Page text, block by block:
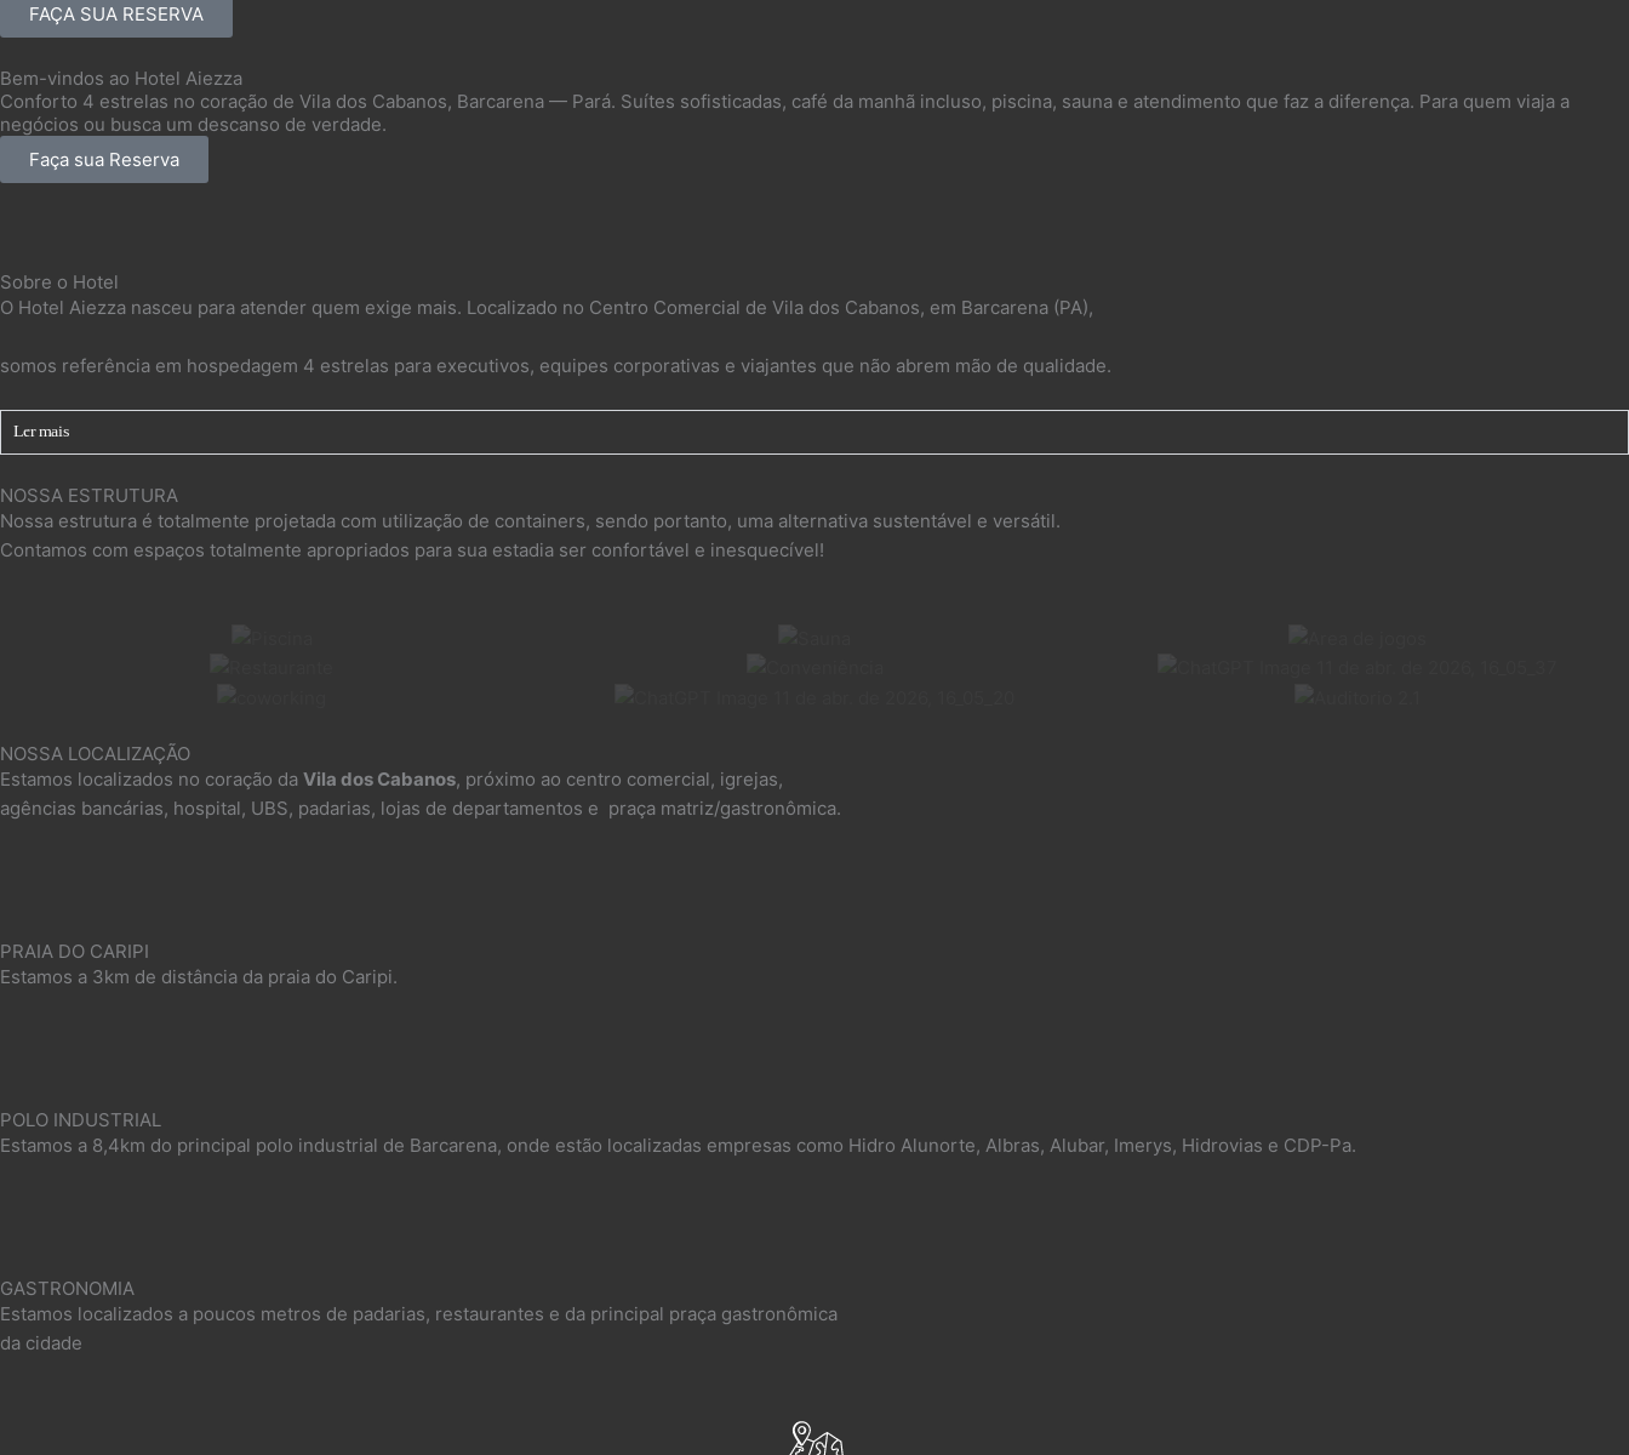
FAÇA SUA RESERVA
Bem-vindos ao Hotel Aiezza
Conforto 4 estrelas no coração de Vila dos Cabanos, Barcarena — Pará. Suítes sofisticadas, café da manhã incluso, piscina, sauna e atendimento que faz a diferença. Para quem viaja a
negócios ou busca um descanso de verdade.
Faça sua Reserva
Sobre o Hotel
O Hotel Aiezza nasceu para atender quem exige mais. Localizado no Centro Comercial de Vila dos Cabanos, em Barcarena (PA),
somos referência em hospedagem 4 estrelas para executivos, equipes corporativas e viajantes que não abrem mão de qualidade.
Ler mais
NOSSA ESTRUTURA
Nossa estrutura é totalmente projetada com utilização de containers, sendo portanto, uma alternativa sustentável e versátil.
Contamos com espaços totalmente apropriados para sua estadia ser confortável e inesquecível!
NOSSA LOCALIZAÇÃO
Estamos localizados no coração da Vila dos Cabanos, próximo ao centro comercial, igrejas,
agências bancárias, hospital, UBS, padarias, lojas de departamentos e praça matriz/gastronômica.
PRAIA DO CARIPI
Estamos a 3km de distância da praia do Caripi.​
POLO INDUSTRIAL
Estamos a 8,4km do principal polo industrial de Barcarena, onde estão localizadas empresas como Hidro Alunorte, Albras, Alubar, Imerys, Hidrovias e CDP-Pa.​
GASTRONOMIA
Estamos localizados a poucos metros de padarias, restaurantes e da principal praça gastronômica
da cidade